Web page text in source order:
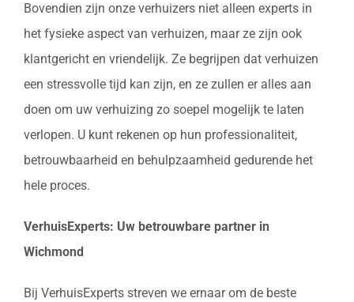
Bovendien zijn onze verhuizers niet alleen experts in
het fysieke aspect van verhuizen, maar ze zijn ook
klantgericht en vriendelijk. Ze begrijpen dat verhuizen
een stressvolle tijd kan zijn, en ze zullen er alles aan
doen om uw verhuizing zo soepel mogelijk te laten
verlopen. U kunt rekenen op hun professionaliteit,
betrouwbaarheid en behulpzaamheid gedurende het
hele proces.
VerhuisExperts: Uw betrouwbare partner in
Wichmond
Bij VerhuisExperts streven we ernaar om de beste